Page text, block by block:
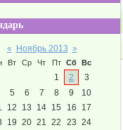
« Ноябрь 2013 »
Вт Ср Чт Пт Сб Вс
1 2
3
5 6 7 8 9
10
12 13 14 15 16
17
19 20 21 22 23 24